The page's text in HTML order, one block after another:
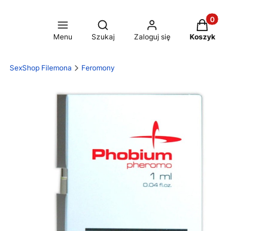
Menu
Otwórz wyszukiwarkę
Szukaj Zaloguj się
Produkty w
Koszyk
SexShop Filemona Feromony